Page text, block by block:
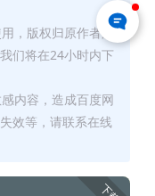
，版权归原作者所
们将在24小时内下
内容，造成百度网
效等，请联系在线